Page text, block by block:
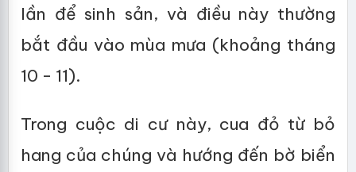
lần để sinh sản, và điều này thường
bắt đầu vào mùa mưa (khoảng tháng
10 - 11).
Trong cuộc di cư này, cua đỏ từ bỏ
hang của chúng và hướng đến bờ biển